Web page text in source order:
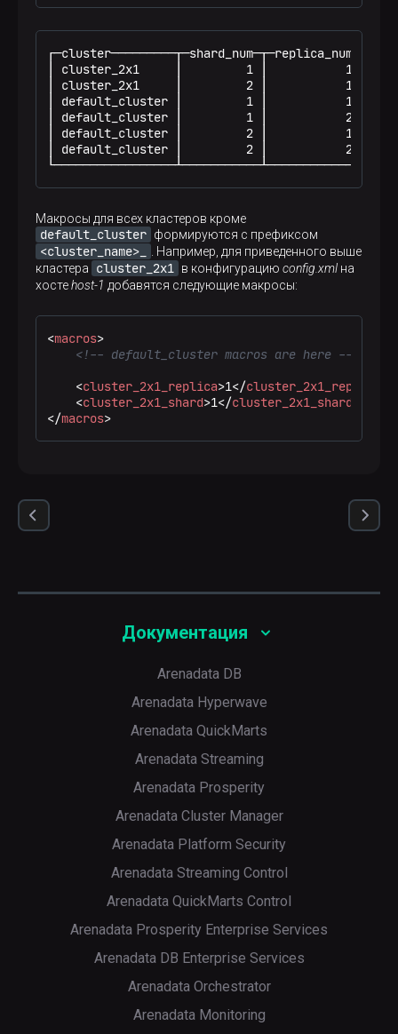
│ cluster_2x1     │         1 │           1 │
│ cluster_2x1     │         2 │           1 │
│ default_cluster │         1 │           1 │
│ default_cluster │         1 │           2 │
│ default_cluster │         2 │           1 │
│ default_cluster │         2 │           2 │
Макросы для всех кластеров кроме
default_cluster формируются с префиксом
<cluster_name>_
. Например, для приведенного выше
кластера
cluster_2x1 в конфигурацию config.xml на
хостеhost-1 добавятся следующие макросы:
<macros>
<!-- default_cluster macros are here -->
<cluster_2x1_replica>1</cluster_2x1_replica
<cluster_2x1_shard>1</cluster_2x1_shard
</macros>
Документация
Arenadata DB
Arenadata Hyperwave
Arenadata QuickMarts
Arenadata Streaming
Arenadata Prosperity
Arenadata Cluster Manager
Arenadata Platform Security
Arenadata Streaming Control
Arenadata QuickMarts Control
Arenadata Prosperity Enterprise Services
Arenadata DB Enterprise Services
Arenadata Orchestrator
Arenadata Monitoring